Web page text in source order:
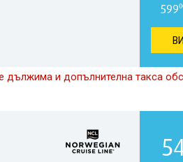
599
дължима и допълнителна такса